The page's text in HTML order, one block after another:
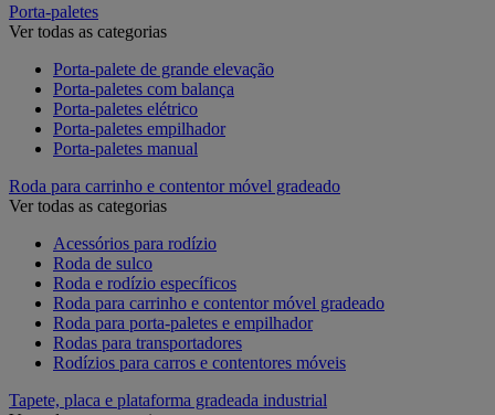
Porta-paletes
Ver todas as categorias
Porta-palete de grande elevação
Porta-paletes com balança
Porta-paletes elétrico
Porta-paletes empilhador
Porta-paletes manual
Roda para carrinho e contentor móvel gradeado
Ver todas as categorias
Acessórios para rodízio
Roda de sulco
Roda e rodízio específicos
Roda para carrinho e contentor móvel gradeado
Roda para porta-paletes e empilhador
Rodas para transportadores
Rodízios para carros e contentores móveis
Tapete, placa e plataforma gradeada industrial